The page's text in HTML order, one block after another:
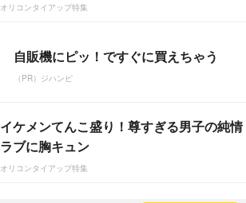
オリコンタイアップ特集
自販機にピッ！ですぐに買えちゃう
（PR）ジハンピ
イケメンてんこ盛り！尊すぎる男子の純情
ラブに胸キュン
オリコンタイアップ特集